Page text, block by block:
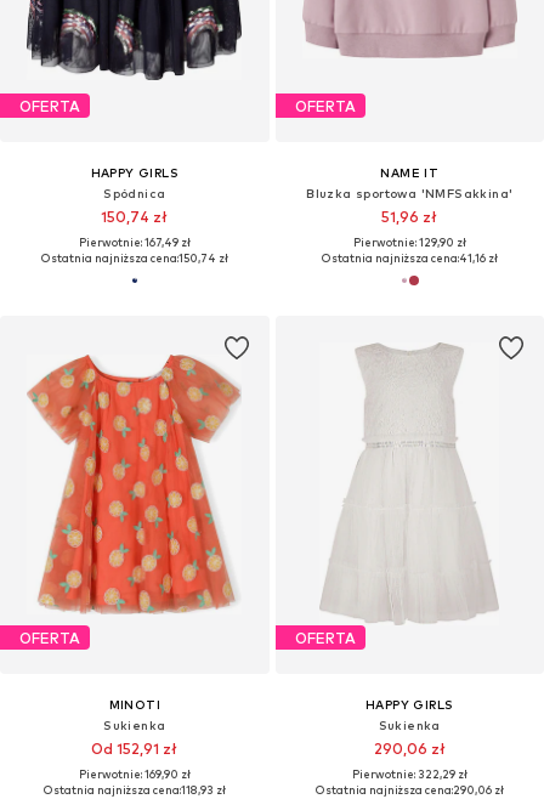
OFERTA
HAPPY GIRLS
Spódnica
150,74 zł
Pierwotnie: 167,49 zł
Ostatnia najniższa cena:150,74 zł
OFERTA
NAME IT
Bluzka sportowa 'NMFSakkina'
51,96 zł
Pierwotnie: 129,90 zł
Ostatnia najniższa cena:41,16 zł
OFERTA
MINOTI
Sukienka
Od 152,91 zł
Pierwotnie: 169,90 zł
Ostatnia najniższa cena:118,93 zł
OFERTA
HAPPY GIRLS
Sukienka
290,06 zł
Pierwotnie: 322,29 zł
Ostatnia najniższa cena:290,06 zł